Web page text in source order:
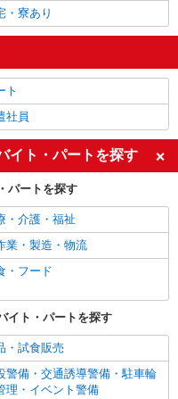
・寮あり
ト
社員
イト・パートを探す
パートを探す
・介護・福祉
業・製造・物流
・フード
イト・パートを探す
・試食販売
警備・交通誘導警備・駐車輪
理・イベント警備